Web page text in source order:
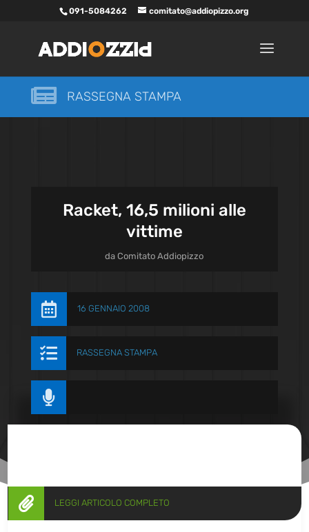
091-5084262 comitato@addiopizzo.org
 RASSEGNA STAMPA
Racket, 16,5 milioni alle
vittime
daComitato Addiopizzo
 16 GENNAIO 2008
 RASSEGNA STAMPA

 LEGGI ARTICOLO COMPLETO